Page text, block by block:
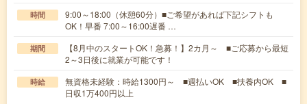
時間
9:00～18:00（休憩60分）■ご希望があれば下記シフトも
OK！早番 7:00～16:00遅番 …
期間
【8月中のスタートOK！急募！】2カ月～ ■ご応募から最短
2～3日後に就業が可能です！
時給
無資格未経験：時給1300円～ ■週払いOK ■扶養内OK ■
日収1万400円以上